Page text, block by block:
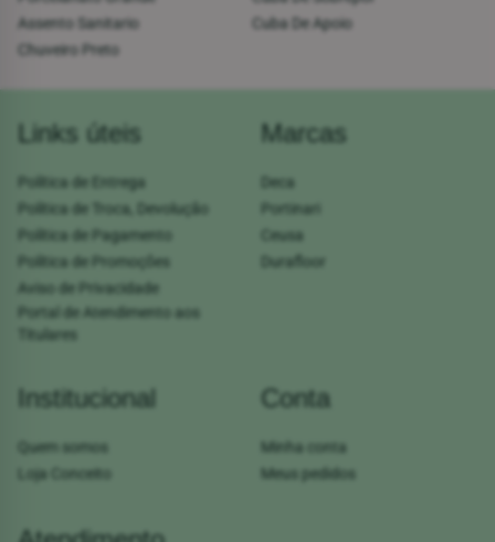
Assento Sanitario
Cuba De Apoio
Chuveiro Preto
Links úteis
Política de Entrega
Política de Troca, Devolução
Política de Pagamento
Política de Promoções
Aviso de Privacidade
Portal de Atendimento aos
Titulares
Marcas
Deca
Portinari
Ceusa
Durafloor
Institucional
Quem somos
Loja Conceito
Conta
Minha conta
Meus pedidos